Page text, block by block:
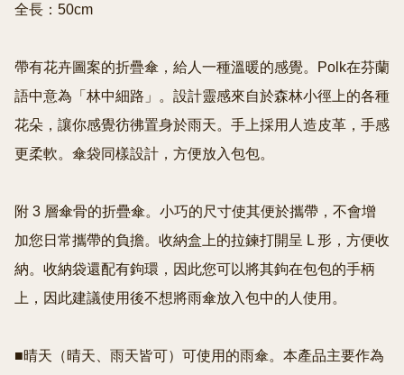
全長：50cm
帶有花卉圖案的折疊傘，給人一種溫暖的感覺。Polk在芬蘭
語中意為「林中細路」。設計靈感來自於森林小徑上的各種
花朵，讓你感覺彷彿置身於雨天。手上採用人造皮革，手感
更柔軟。傘袋同樣設計，方便放入包包。
附 3 層傘骨的折疊傘。小巧的尺寸使其便於攜帶，不會增
加您日常攜帶的負擔。收納盒上的拉鍊打開呈 L 形，方便收
納。收納袋還配有鉤環，因此您可以將其鉤在包包的手柄
上，因此建議使用後不想將雨傘放入包中的人使用。
■晴天（晴天、雨天皆可）可使用的雨傘。本產品主要作為